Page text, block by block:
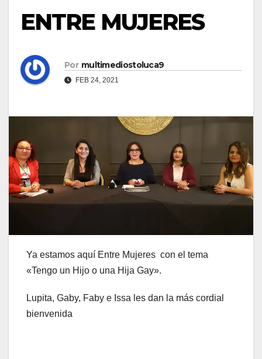
ENTRE MUJERES
Por multimediostoluca9
FEB 24, 2021
Ya estamos aquí Entre Mujeres con el tema
«Tengo un Hijo o una Hija Gay».
Lupita, Gaby, Faby e Issa les dan la más cordial
bienvenida